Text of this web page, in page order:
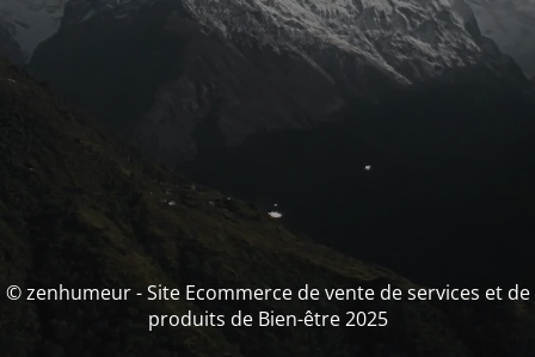
© zenhumeur - Site Ecommerce de vente de services et de
produits de Bien-être 2025